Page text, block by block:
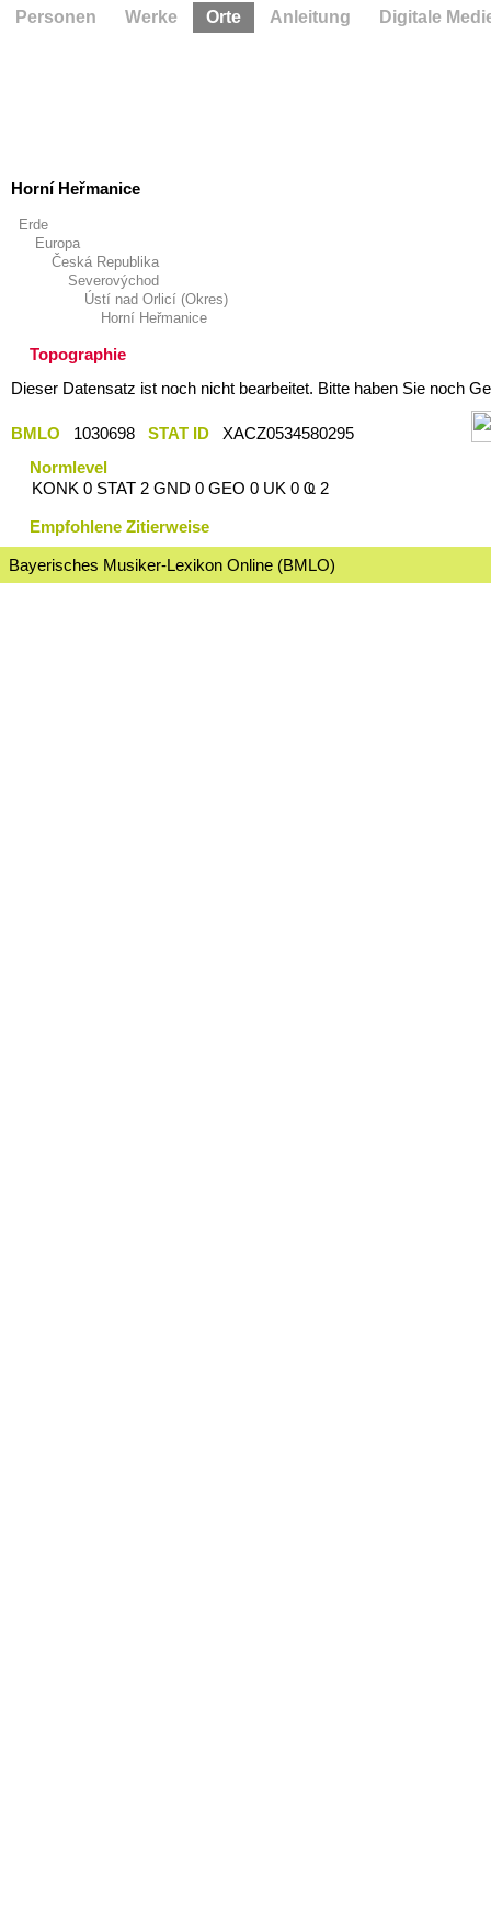
Horní Heřmanice
Erde
Europa
Česká Republika
Severovýchod
Ústí nad Orlicí (Okres)
Horní Heřmanice
Topographie
Dieser Datensatz ist noch nicht bearbeitet. Bitte haben Sie noch
BMLO 1030698 STAT ID
XACZ0534580295
Normlevel
KONK 0 STAT 2 GND 0 GEO 0 UK 0 Ҩ 2
Empfohlene Zitierweise
Bayerisches Musiker-Lexikon Online (BMLO)
Personen Werke Orte Anleitung Digitale